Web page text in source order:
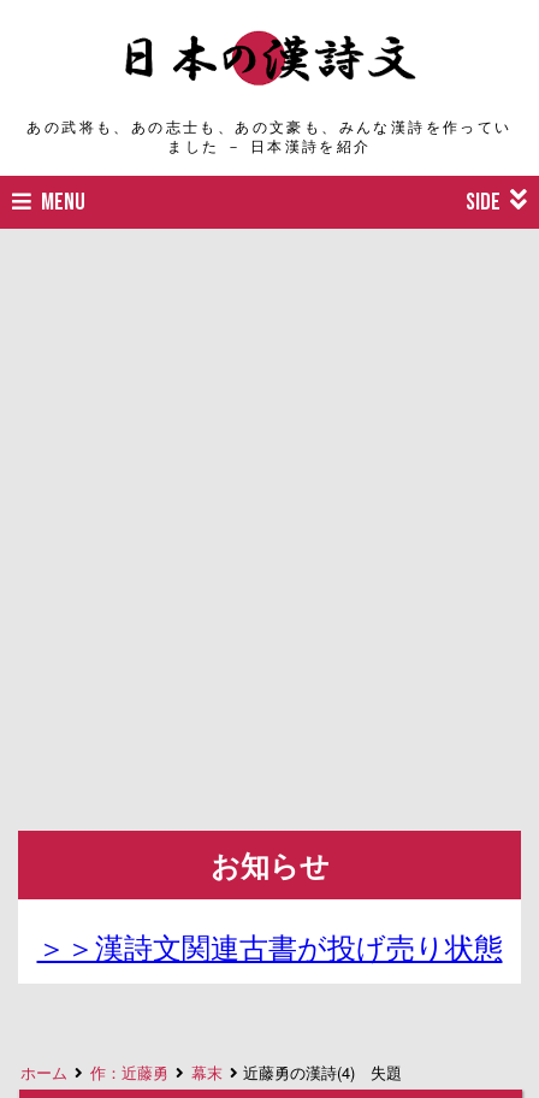
あの武将も、あの志士も、あの文豪も、みんな漢詩を作ってい
ました － 日本漢詩を紹介
MENU SIDE
お知らせ
＞＞漢詩文関連古書が投げ売り状態
ホーム 作：近藤勇 幕末 近藤勇の漢詩(4) 失題